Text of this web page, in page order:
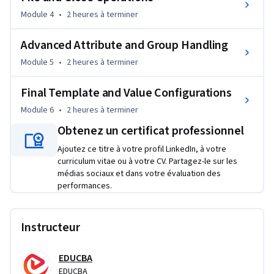
data using templates and grouping logic, and generate
books, and report-like documents.
What makes this course unique is its hands-on, progressive
transformation tasks. If you want to strengthen your XML
and XSLT expertise while learning techniques for formatting,
organizing, and transforming structured data, this course
provides a practical path to developing those capabilities.
Module 4 • 2 heures à terminer
Advanced Attribute and Group Handling
Module 5 • 2 heures à terminer
Final Template and Value Configurations
Module 6 • 2 heures à terminer
Obtenez un certificat professionnel
Ajoutez ce titre à votre profil LinkedIn, à votre
curriculum vitae ou à votre CV. Partagez-le sur les
médias sociaux et dans votre évaluation des
performances.
Instructeur
EDUCBA